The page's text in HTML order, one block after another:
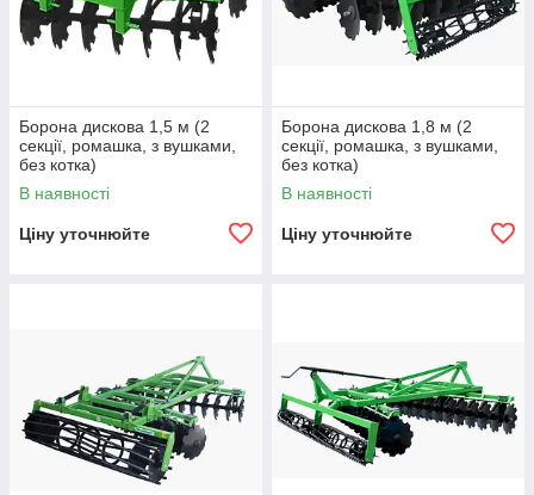
Борона дискова 1,5 м (2
секції, ромашка, з вушками,
без котка)
В наявності
Ціну уточнюйте
Борона дискова 1,8 м (2
секції, ромашка, з вушками,
без котка)
В наявності
Ціну уточнюйте